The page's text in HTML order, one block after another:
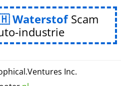
WaterstofScam
industrie
.Ventures Inc.